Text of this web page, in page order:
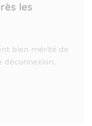
les
bien mérité de
déconnexion.